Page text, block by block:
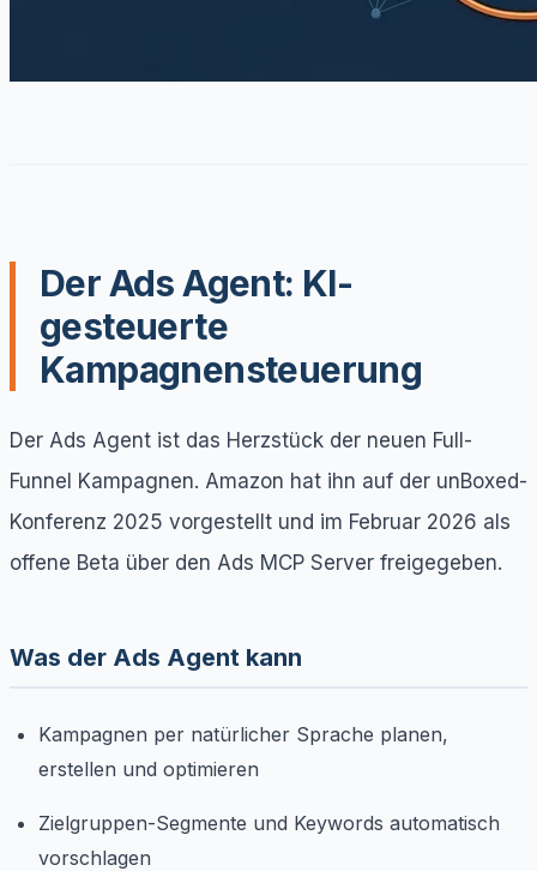
Der Ads Agent: KI-
gesteuerte
Kampagnensteuerung
Der Ads Agent ist das Herzstück der neuen Full-
Funnel Kampagnen. Amazon hat ihn auf der unBoxed-
Konferenz 2025 vorgestellt und im Februar 2026 als
offene Beta über den Ads MCP Server freigegeben.
Was der Ads Agent kann
Kampagnen per natürlicher Sprache planen,
erstellen und optimieren
Zielgruppen-Segmente und Keywords automatisch
vorschlagen